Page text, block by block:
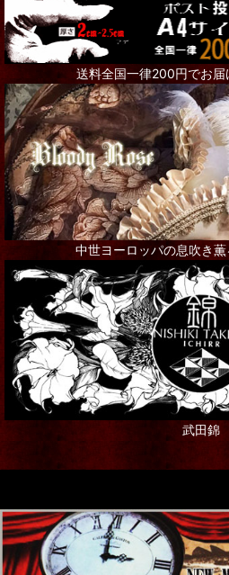
アクセサリー全て
Steampunk Goggles
リング
ネックレス
ピアス
ブローチ
その他アクセサリー
インテリア
シャンデリア・ランプ
写真・アート・ポスター
本・書籍
ステーショナリー
ギフト
グリーティングカード
送料全国一律200円でお
中世ヨーロッパの息吹き
武田錦